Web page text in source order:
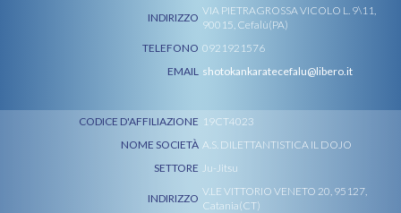
INDIRIZZO
VIA PIETRAGROSSA VICOLO L. 9\11,
90015, Cefalù(PA)
TELEFONO 0921921576
EMAIL shotokankaratecefalu@libero.it
CODICE D'AFFILIAZIONE 19CT4023
NOME SOCIETÀ A.S. DILETTANTISTICA IL DOJO
SETTORE Ju-Jitsu
INDIRIZZO
V.LE VITTORIO VENETO 20, 95127,
Catania(CT)